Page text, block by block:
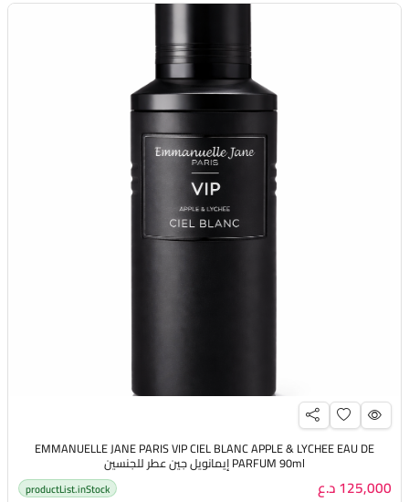
EMMANUELLE JANE PARIS VIP CIEL BLANC APPLE & LYCHEE EAU DE
PARFUM 90ml إيمانويل جين عطر للجنسين
125,000 د.ع productList.inStock